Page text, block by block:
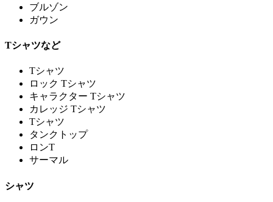
ブルゾン
ガウン
Tシャツなど
Tシャツ
ロック Tシャツ
キャラクター Tシャツ
カレッジ Tシャツ
Tシャツ
タンクトップ
ロンT
サーマル
シャツ